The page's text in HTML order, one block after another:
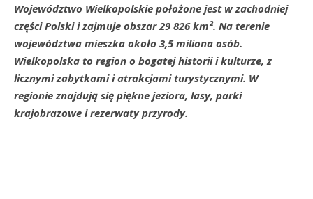
Województwo Wielkopolskie położone jest w zachodniej
części Polski i zajmuje obszar 29 826 km². Na terenie
województwa mieszka około 3,5 miliona osób.
Wielkopolska to region o bogatej historii i kulturze, z
licznymi zabytkami i atrakcjami turystycznymi. W
regionie znajdują się piękne jeziora, lasy, parki
krajobrazowe i rezerwaty przyrody.